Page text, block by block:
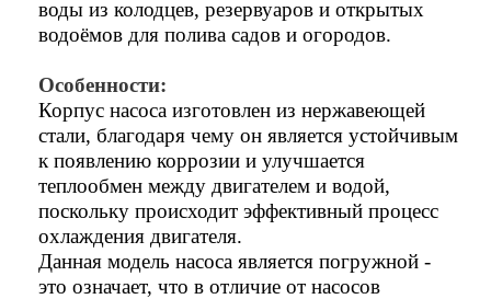
воды из колодцев, резервуаров и открытых
водоёмов для полива садов и огородов.
Особенности:
Корпус насоса изготовлен из нержавеющей
стали, благодаря чему он является устойчивым
к появлению коррозии и улучшается
теплообмен между двигателем и водой,
поскольку происходит эффективный процесс
охлаждения двигателя.
Данная модель насоса является погружной -
это означает, что в отличие от насосов